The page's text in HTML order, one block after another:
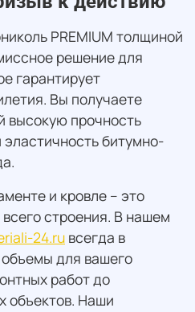
PREMIUM толщиной
решение для
гарантирует
Вы получаете
высокую прочность
битумно-
и кровле – это
строения. В нашем
24.ru всегда в
для вашего
работ до
объектов. Наши